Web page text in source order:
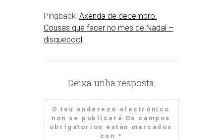
Pingback: Axenda de decembro.
Cousas que facer no mes de Nadal –
disquecool
Deixa unha resposta
O teu enderezo electrónico
non se publicará Os campos
obrigatorios están marcados
con *